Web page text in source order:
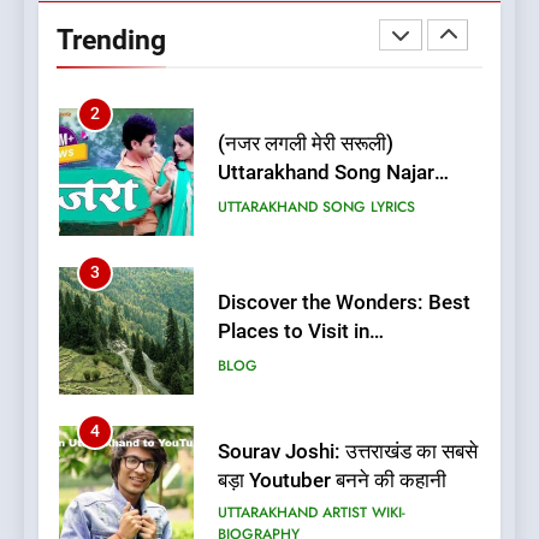
Trending
Uttarakhand | Best Places to
UTTARAKHAND TRAVEL GUIDE
2
(नजर लगली मेरी सरूली)
Uttarakhand Song Najar
Lagali Meri Saruli Lyrics
UTTARAKHAND SONG LYRICS
3
Discover the Wonders: Best
Places to Visit in
Uttarakhand
BLOG
4
Sourav Joshi: उत्तराखंड का सबसे
बड़ा Youtuber बनने की कहानी
UTTARAKHAND ARTIST WIKI-
BIOGRAPHY